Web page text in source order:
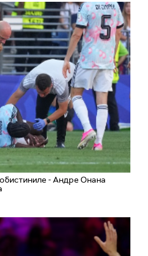
- Андре Онана